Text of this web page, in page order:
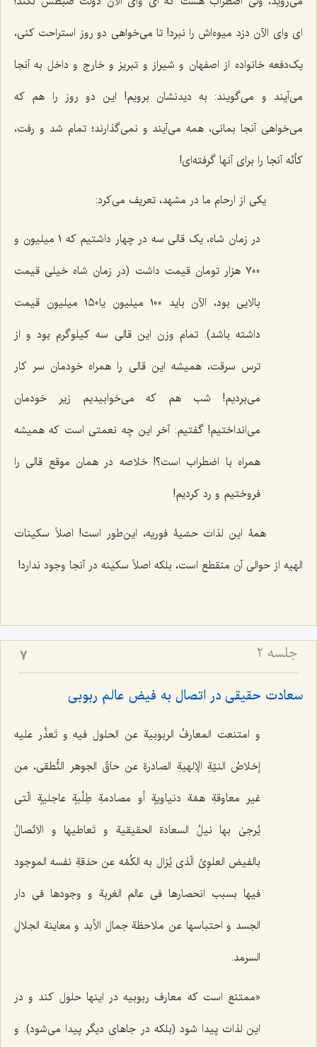
ای وای الآن دزد میوه‌اش را نبرد! تا می‌خواهی دو روز استراحت کنی،
یک‌دفعه خانواده از اصفهان و شیراز و تبریز و خارج و داخل به آنجا
می‌آیند و می‌گویند: به دیدنشان برویم! این دو روز را هم که
می‌خواهی آنجا بمانی، همه می‌آیند و نمی‌گذارند؛ تمام شد و رفت،
کأنّه آنجا را برای آنها گرفته‌ای!
یکی از ارحام ما در مشهد، تعریف می‌کرد:
در زمان شاه، یک قالی سه در چهار داشتیم که ١ میلیون و
٧٠٠ هزار تومان قیمت داشت (در زمان شاه خیلی قیمت
بالایی بود، الآن باید ١٠٠ میلیون یا١٥٠ میلیون قیمت
داشته باشد). تمام وزن این قالی سه کیلوگرم بود و از
ترس سرقت، همیشه این قالی را همراه خودمان سر کار
می‌بردیم! شب هم که می‌خوابیدیم زیر خودمان
می‌انداختیم! گفتیم: آخر این چه نعمتی است که همیشه
همراه با اضطراب است؟! خلاصه در همان موقع قالی را
فروختیم و رد کردیم!
همۀ این لذات حسّیۀ فوریه، این‌طور است! اصلاً سکینات
الهیه از حوالی آن منقطع است، بلکه اصلاً سکینه در آنجا وجود ندارد!
جلسه ۲ 7
سعادت حقیقی در اتصال به فیض عالم ربوبی
و امتنعت المعارفُ الربوبیة عن الحلول فیه و تَعذَّر علیه
إخلاصُ النیّةِ الإلهیةِ الصادرةِ عن حاقّ الجوهر النُّطقی، من
غیر معاوقةِ همّة دنیاویةٍ أو مصادمةِ طِلْبةٍ عاجلیةٍ الّتی
یُرجیٰ بها نیلُ السعادة الحقیقیة و تَعاطیها و الاتّصالُ
بالفیض العلوِیِّ الّذی یُزال به الکُمْه عن حدَقةِ نفسه الموجود
فیها بسبب انحصارها فی عالم الغربة و وجودها فی دار
الجسد و احتباسها عن ملاحظة جمال الأبد و معاینة الجلالِ
السرمد.
«ممتنع است که معارف ربوبیه در اینها حلول کند و در
این لذات پیدا شود (بلکه در جاهای دیگر پیدا می‌شود). و